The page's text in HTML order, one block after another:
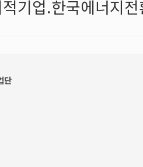
기업.한국에너지전
단